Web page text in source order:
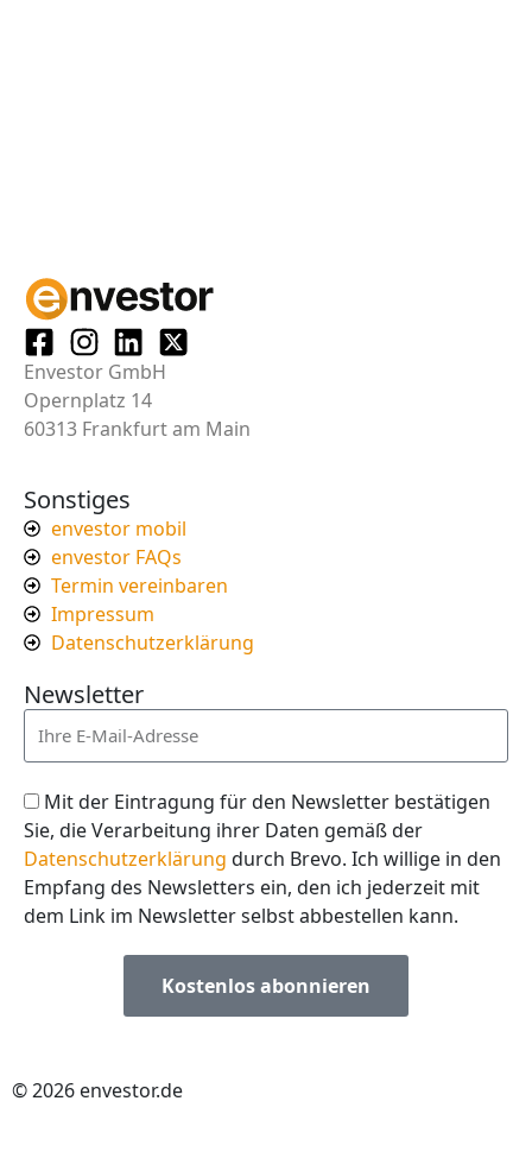
Envestor GmbH
Opernplatz 14
60313 Frankfurt am Main
Sonstiges
envestor mobil
envestor FAQs
Termin vereinbaren
Impressum
Datenschutzerklärung
Newsletter
Mit der Eintragung für den Newsletter bestätigen
Sie, die Verarbeitung ihrer Daten gemäß der
Datenschutzerklärung durch Brevo. Ich willige in den
Empfang des Newsletters ein, den ich jederzeit mit
dem Link im Newsletter selbst abbestellen kann.
Kostenlos abonnieren
© 2026 envestor.de